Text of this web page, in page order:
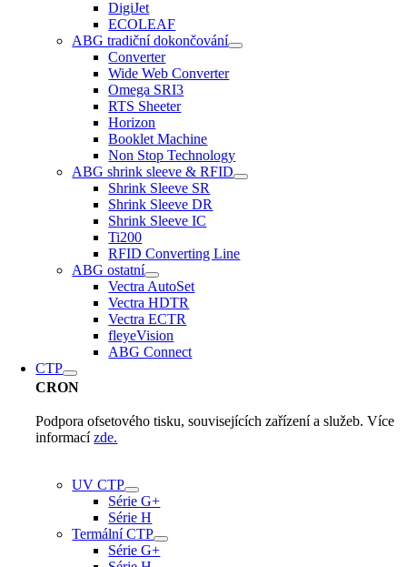
DigiJet
ECOLEAF
ABG tradiční dokončování
Converter
Wide Web Converter
Omega SRI3
RTS Sheeter
Horizon
Booklet Machine
Non Stop Technology
ABG shrink sleeve & RFID
Shrink Sleeve SR
Shrink Sleeve DR
Shrink Sleeve IC
Ti200
RFID Converting Line
ABG ostatní
Vectra AutoSet
Vectra HDTR
Vectra ECTR
fleyeVision
ABG Connect
CTP
CRON
Podpora ofsetového tisku, souvisejících zařízení a služeb. Více
informacízde.
UV CTP
Série G+
Série H
Termální CTP
Série G+